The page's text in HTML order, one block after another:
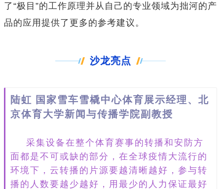
了“极目”的工作原理并从自己的专业领域为拙河的产
品的应用提供了更多的参考建议。
沙龙亮点
陆虹 国家雪车雪橇中心体育展示经理、北
京体育大学新闻与传播学院副教授
采集设备在整个体育赛事的转播和安防方
面都是不可或缺的部分，在全球疫情大流行的
环境下，云转播的片源要越清晰越好，参与转
播的人数要越少越好，用最少的人力保证最好